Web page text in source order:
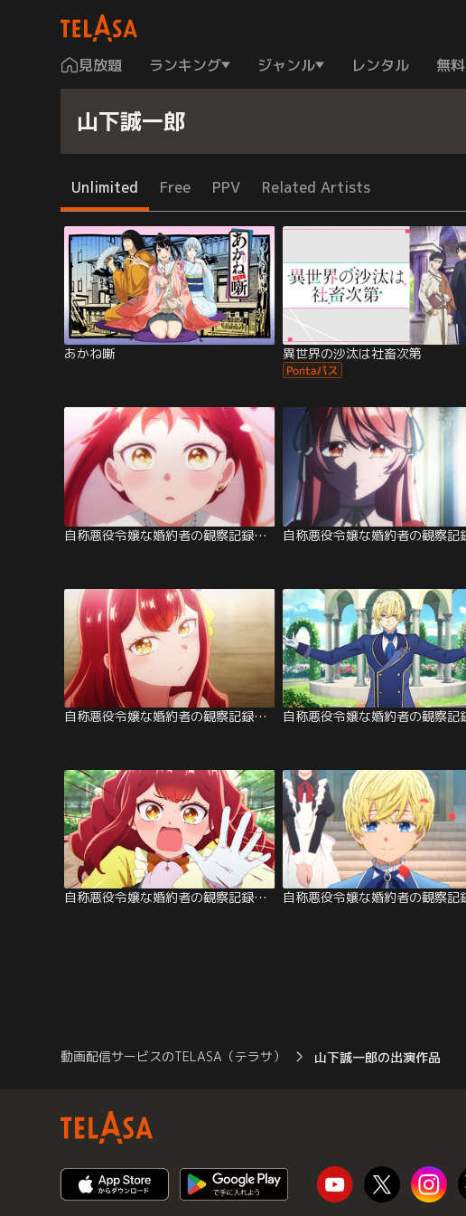
見放題 ランキング ジャンル レンタル 無料
山下誠一郎
Unlimited Free PPV Related Artists
あかね噺 異世界の沙汰は社畜次第
自称悪役令嬢な婚約者の観察記録。 第12話
自称悪役令嬢な婚約者の観察記録。 第07話
自称悪役令嬢な婚約者の観察記録。 第02話
動画配信サービスのTELASA（テラサ） 山下誠一郎の出演作品